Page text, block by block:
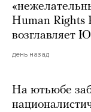
Human Rights
возглавляет
день назад
На ютьюбе